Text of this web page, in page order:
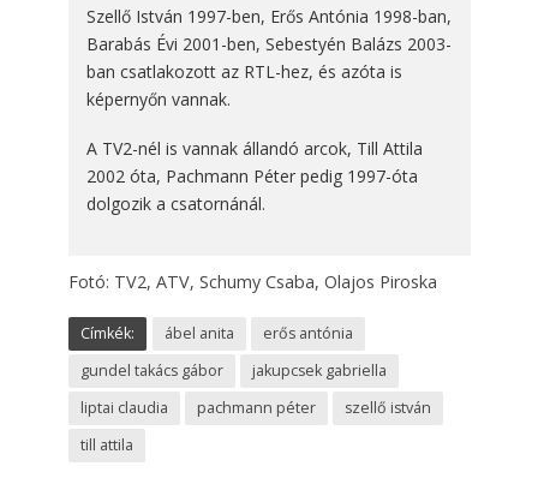
Szellő István 1997-ben, Erős Antónia 1998-ban,
Barabás Évi 2001-ben, Sebestyén Balázs 2003-
ban csatlakozott az RTL-hez, és azóta is
képernyőn vannak.
A TV2-nél is vannak állandó arcok, Till Attila
2002 óta, Pachmann Péter pedig 1997-óta
dolgozik a csatornánál.
Fotó: TV2, ATV, Schumy Csaba, Olajos Piroska
Címkék: ábel anita
erős antónia
gundel takács gábor
jakupcsek gabriella
liptai claudia
pachmann péter
szellő istván
till attila